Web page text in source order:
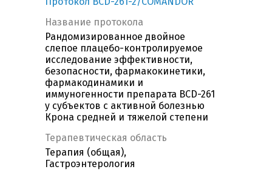
Название протокола
Рандомизированное двойное
слепое плацебо-контролируемое
исследование эффективности,
безопасности, фармакокинетики,
фармакодинамики и
иммуногенности препарата BCD-261
у субъектов с активной болезнью
Крона средней и тяжелой степени
Терапевтическая область
Терапия (общая),
Гастроэнтерология